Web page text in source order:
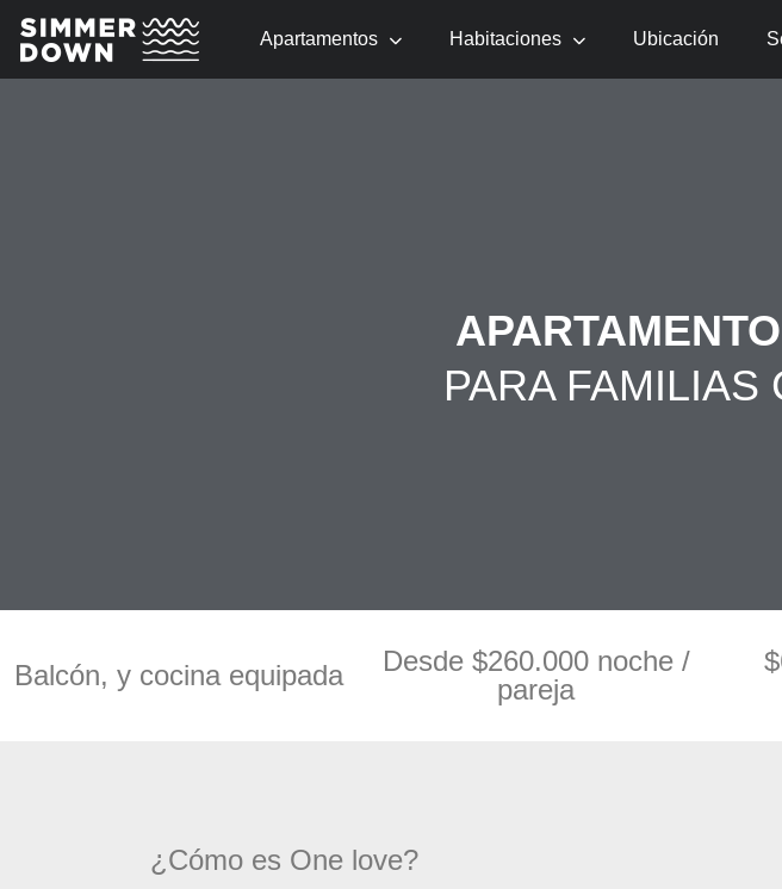
Apartamentos Habitaciones Ubicación
PARA FAMILIAS
Balcón, y cocina equipada
Desde $260.000 noche /
pareja
¿Cómo es One love?